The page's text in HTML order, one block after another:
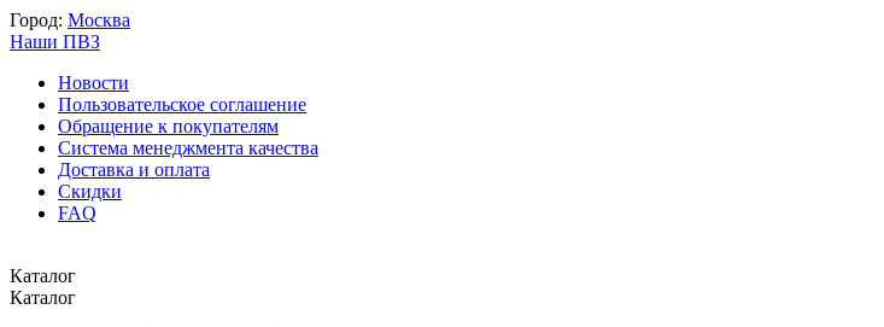
Город: Москва
Наши ПВЗ
Новости
Пользовательское соглашение
Обращение к покупателям
Система менеджмента качества
Доставка и оплата
Скидки
FAQ
Каталог
Каталог